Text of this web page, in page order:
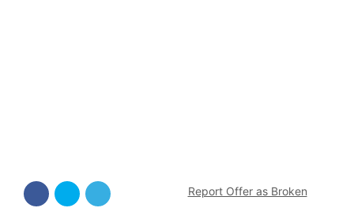
Report Offer as Broken